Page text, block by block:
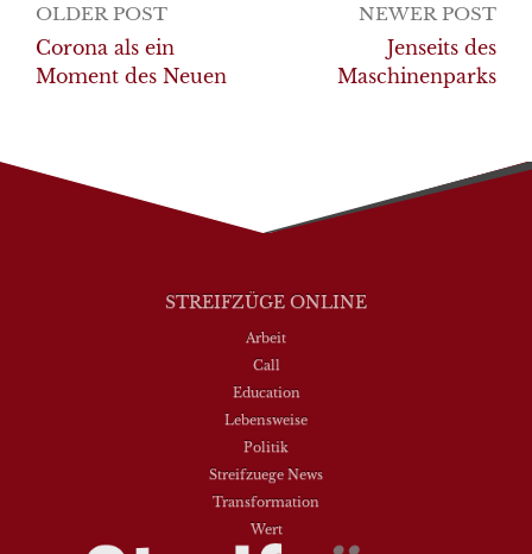
Post
navigation
OLDER POST
Corona als ein
Moment des Neuen
NEWER POST
Jenseits des
Maschinenparks
STREIFZÜGE ONLINE
Arbeit
Call
Education
Lebensweise
Politik
Streifzuege News
Transformation
Wert